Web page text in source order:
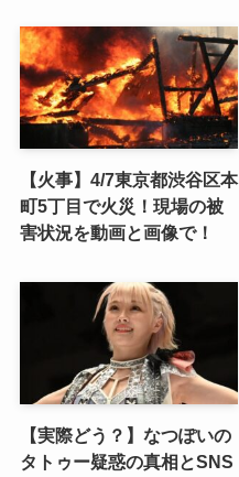
【火事】4/7東京都渋谷区本
町5丁目で火災！現場の被
害状況を動画と画像で！
【実際どう？】なつぽいの
タトゥー疑惑の真相とSNS